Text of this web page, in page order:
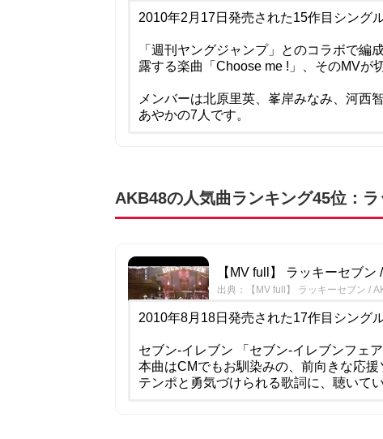
2010年2月17日発売された15作目シング
「週刊ヤングジャンプ」とのコラボで編
露する楽曲「Choose me !」、そのMVが
メンバーは北原里英、峯岸みなみ、河西
あやかの7人です。
AKB48の人気曲ランキング45位：
【MV full】 ラッキーセブ
出典：【MV full】 ラッキーセブン /
2010年8月18日発売された17作目シング
セブン-イレブン 「セブン-イレブンフェ
本曲はCMでもお馴染みの、前向きな応
テンポと勇気づけられる歌詞に、聴いて